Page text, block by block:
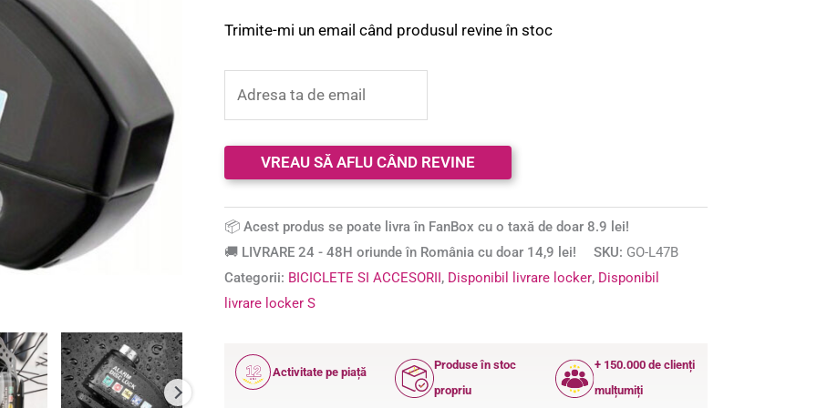
Trimite-mi un email când produsul revine în stoc
📦 Acest produs se poate livra în FanBox cu o taxă de doar 8.9 lei!
🚚 LIVRARE 24 - 48H oriunde în România cu doar 14,9 lei!
SKU: GO-L47B
Categorii: BICICLETE SI ACCESORII , Disponibil livrare locker, Disponibil
livrare locker S
12
ANI
Activitate pe piață
Produse în stoc
propriu
+ 150.000 de clienți
mulțumiți